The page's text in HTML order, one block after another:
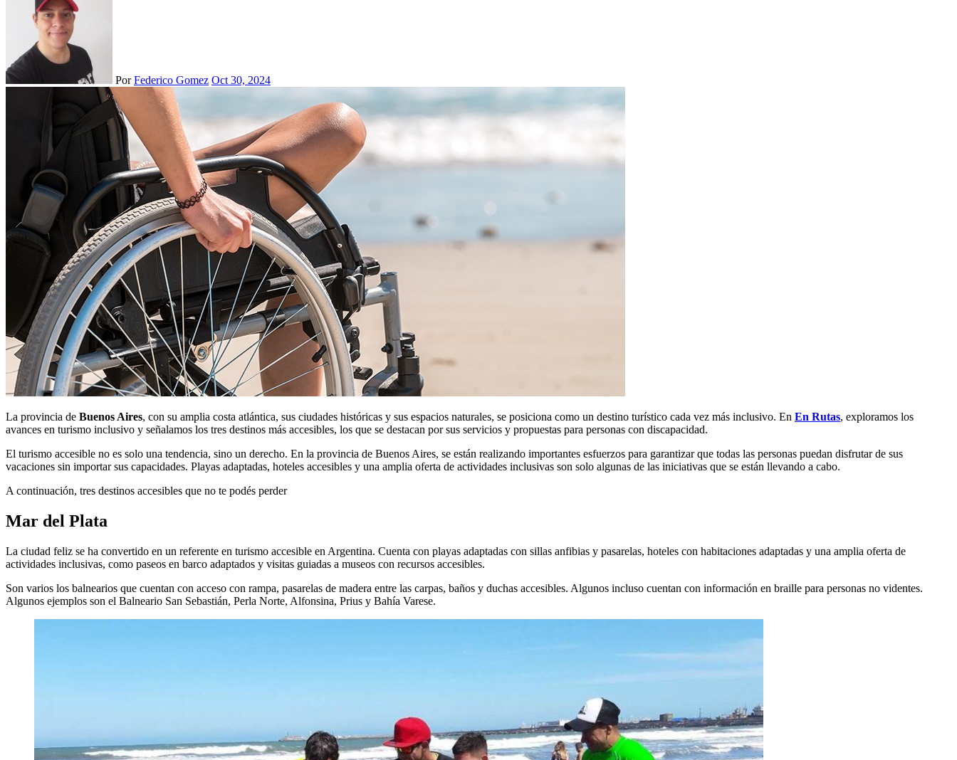
PorFederico Gomez Oct 30, 2024
La provincia de Buenos Aires, con su amplia costa atlántica, sus ciudades históricas y sus espacios naturales, se posiciona como un destino turístico cada vez más inclusivo. En En Rutas, exploramos los
avances en turismo inclusivo y señalamos los tres destinos más accesibles, los que se destacan por sus servicios y propuestas para personas con discapacidad.
El turismo accesible no es solo una tendencia, sino un derecho. En la provincia de Buenos Aires, se están realizando importantes esfuerzos para garantizar que todas las personas puedan disfrutar de sus
vacaciones sin importar sus capacidades. Playas adaptadas, hoteles accesibles y una amplia oferta de actividades inclusivas son solo algunas de las iniciativas que se están llevando a cabo.
A continuación, tres destinos accesibles que no te podés perder
Mar del Plata
La ciudad feliz se ha convertido en un referente en turismo accesible en Argentina. Cuenta con playas adaptadas con sillas anfibias y pasarelas, hoteles con habitaciones adaptadas y una amplia oferta de
actividades inclusivas, como paseos en barco adaptados y visitas guiadas a museos con recursos accesibles.
Son varios los balnearios que cuentan con acceso con rampa, pasarelas de madera entre las carpas, baños y duchas accesibles. Algunos incluso cuentan con información en braille para personas no videntes.
Algunos ejemplos son el Balneario San Sebastián, Perla Norte, Alfonsina, Prius y Bahía Varese.